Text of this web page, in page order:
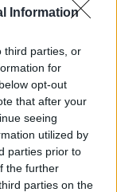
Information
third parties, or
for
opt-out
that after your
seeing
utilized by
parties prior to
the further
parties on the